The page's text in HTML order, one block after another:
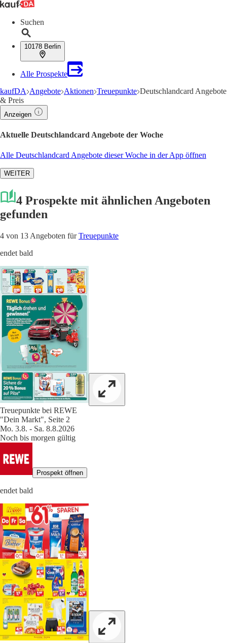
Suchen
10178 Berlin
Alle Prospekte
kaufDA Angebote Aktionen Treuepunkte Deutschlandcard Angebote
& Preis
Anzeigen
Aktuelle Deutschlandcard Angebote der Woche
Alle Deutschlandcard Angebote dieser Woche in der App öffnen
WEITER
4 Prospekte mit ähnlichen Angeboten
gefunden
4 von 13 Angeboten fürTreuepunkte
endet bald
Treuepunkte bei REWE
"Dein Markt", Seite 2
Mo. 3.8. - Sa. 8.8.2026
Noch bis morgen gültig
Prospekt öffnen
endet bald